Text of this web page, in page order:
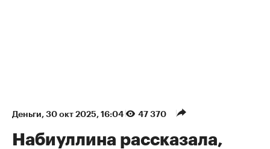
Деньги⁠, 30 окт 2025, 16:04 47 370
Набиуллина рассказала,